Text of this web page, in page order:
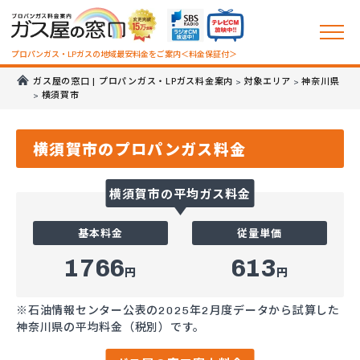
プロパンガス・LPガスの地域最安料金をご案内＜料金保証付＞
ガス屋の窓口 | プロパンガス・LPガス料金案内 > 対象エリア >神奈川県
> 横須賀市
横須賀市のプロパンガス料金
横須賀市の平均ガス料金
基本料金
1766円
従量単価
613円
※石油情報センター公表の2025年2月度データから試算した
神奈川県の平均料金（税別）です。